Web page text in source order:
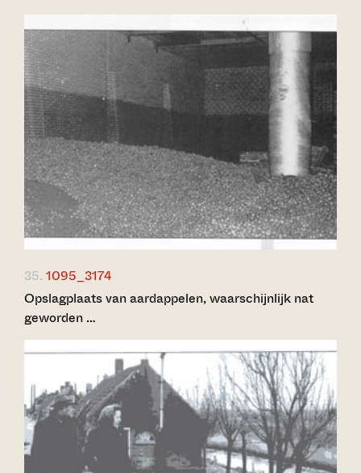
35. 1095_3174
Opslagplaats van aardappelen, waarschijnlijk nat
geworden …